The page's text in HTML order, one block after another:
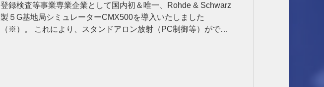
登録検査等事業専業企業として国内初＆唯一、Rohde & Schwarz
製５G基地局シミュレーターCMX500を導入いたしました
（※）。 これにより、スタンドアロン放射（PC制御等）ができ